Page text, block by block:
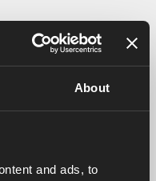
About
and ads, to